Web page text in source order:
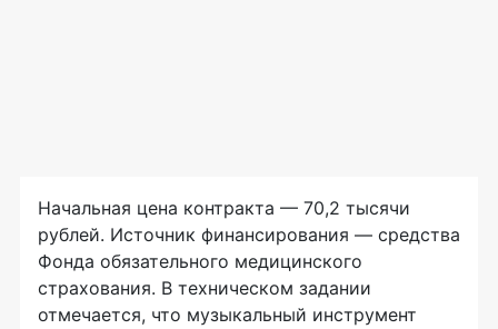
Начальная цена контракта — 70,2 тысячи
рублей. Источник финансирования — средства
Фонда обязательного медицинского
страхования. В техническом задании
отмечается, что музыкальный инструмент